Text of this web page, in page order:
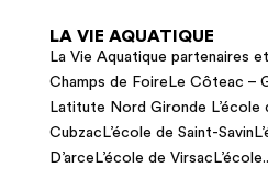
LA VIE AQUATIQUE
La Vie Aquatique partenaires
Champs de FoireLe Côteac –
Latitute Nord Gironde L’école
CubzacL’école de Saint-
D’arceL’école de